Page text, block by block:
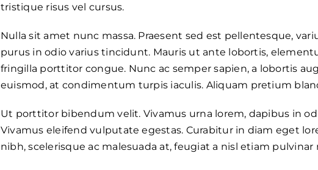
tristique risus vel cursus.
Nulla sit amet nunc massa. Praesent sed est pellentesque,
purus in odio varius tincidunt. Mauris ut ante lobortis,
fringilla porttitor congue. Nunc ac semper sapien, a lobortis
euismod, at condimentum turpis iaculis. Aliquam pretium
Ut porttitor bibendum velit. Vivamus urna lorem, dapibus in
Vivamus eleifend vulputate egestas. Curabitur in diam eget
nibh, scelerisque ac malesuada at, feugiat a nisl etiam pulvinar